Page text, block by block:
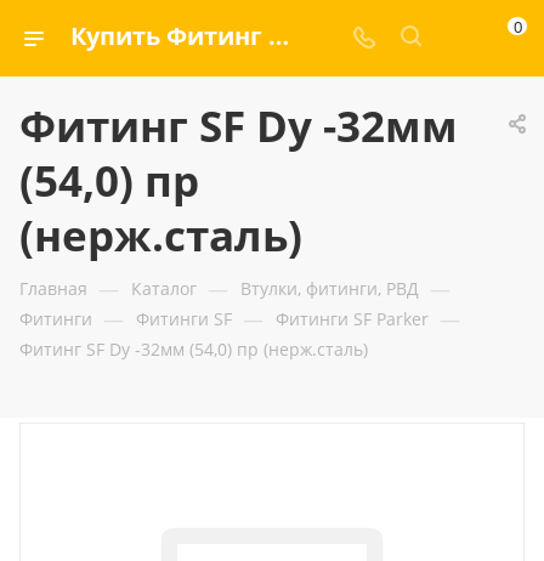
Купить Фитинг SF Dу -32мм (54,0) пр (нерж.сталь) — ООО «ГИДРАМАКС» 0
Фитинг SF Dу -32мм
(54,0) пр
(нерж.сталь)
Главная — Каталог — Втулки, фитинги, РВД —
Фитинги — Фитинги SF — Фитинги SF Parker —
Фитинг SF Dу -32мм (54,0) пр (нерж.сталь)